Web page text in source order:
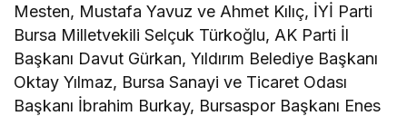
Mesten, Mustafa Yavuz ve Ahmet Kılıç, İYİ Parti
Bursa Milletvekili Selçuk Türkoğlu, AK Parti İl
Başkanı Davut Gürkan, Yıldırım Belediye Başkanı
Oktay Yılmaz, Bursa Sanayi ve Ticaret Odası
Başkanı İbrahim Burkay, Bursaspor Başkanı Enes